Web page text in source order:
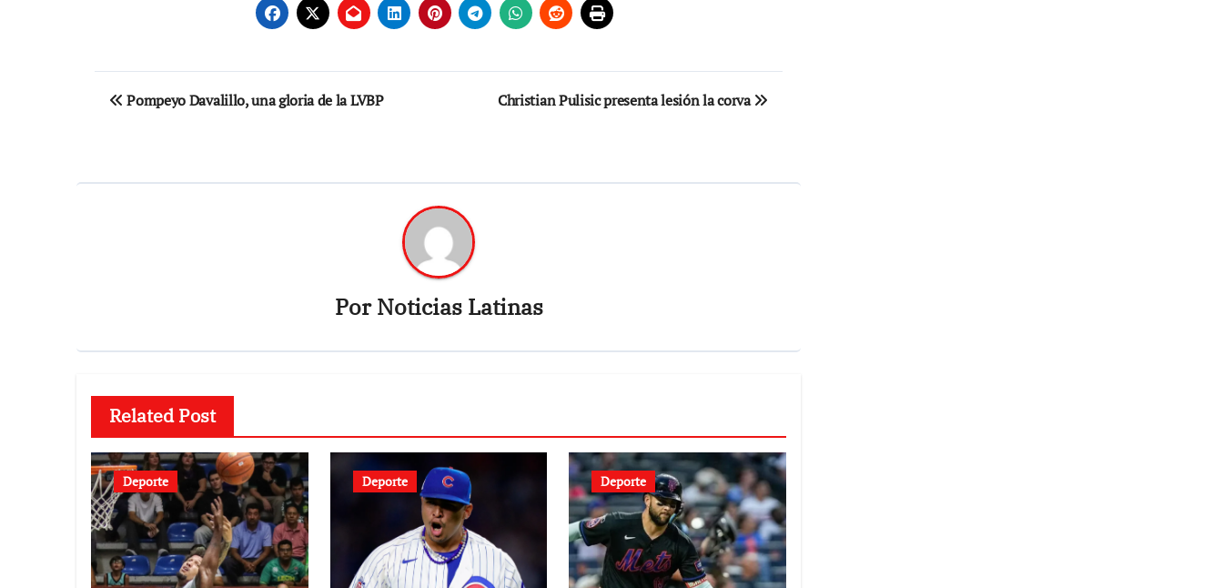
Navegación
Pompeyo Davalillo, una gloria de la LVBP Christian Pulisic presenta lesión la corva
PorNoticias Latinas
Related Post
Deporte Deporte Deporte